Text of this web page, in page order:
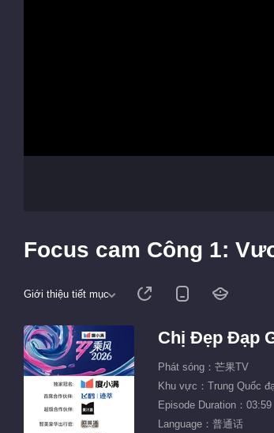
Giới thiệu tiết mục
Chị Đẹp Đạp
Phát sóng：芒果TV
Khu vực：Trung Quốc
Episode Duration：03:59
Language：普通话